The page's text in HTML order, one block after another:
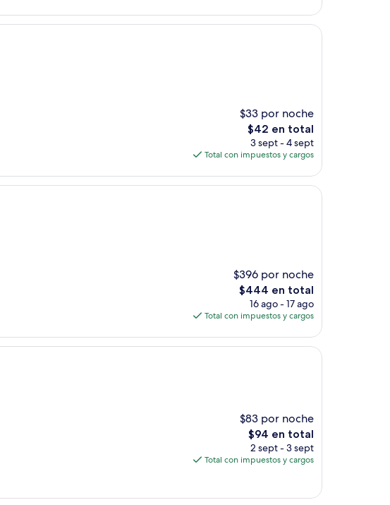
de
$33 por noche
El
precio
actual
de
$42 en total
3 sept - 4 sept
Total con impuestos y cargos
$396 por noche
El
precio
actual
de
$444 en total
16 ago - 17 ago
Total con impuestos y cargos
$83 por noche
El
precio
actual
$94
$94 en total
2 sept - 3 sept
Total con impuestos y cargos